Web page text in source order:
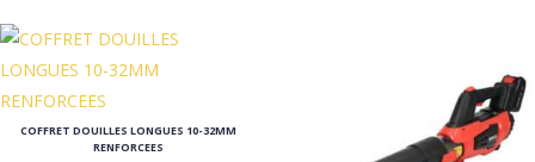
COFFRET DOUILLES LONGUES 10-32MM
RENFORCEES